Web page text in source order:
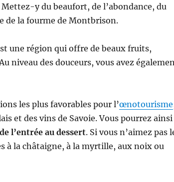
y du beaufort, de l’abondance, du
de la fourme de Montbrison.
une région qui offre de beaux fruits,
niveau des douceurs, vous avez
les plus favorables pour l’œnotourisme
et des vins de Savoie. Vous pourrez ainsi
l’entrée au dessert. Si vous n’aimez pas
à la châtaigne, à la myrtille, aux noix ou